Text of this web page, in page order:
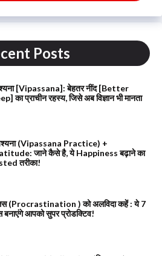
Posts
[Vipassana]: बेहतर नींद [Better
का प्राचीन रहस्य, जिसे अब विज्ञान भी मानता
(Vipassana Practice) +
जाने कैसे है, ये Happiness बढ़ाने का
तरीका!
(Procrastination ) को अलविदा कहें : ये 7
बनाएंगे आपको सुपर प्रोडक्टिव!